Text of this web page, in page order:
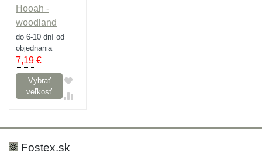
Hooah -
woodland
do 6-10 dní od
objednania
7,19 €
Vybrať
veľkosť
Fostex.sk